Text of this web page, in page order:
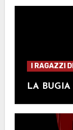
I RAGAZZI
LA